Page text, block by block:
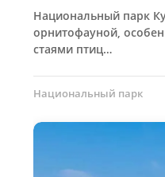
Национальный парк
орнитофауной,
стаями птиц…
Национальный парк